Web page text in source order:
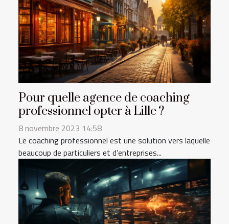
Pour quelle agence de coaching
professionnel opter à Lille ?
8 novembre 2023 14:58
Le coaching professionnel est une solution vers laquelle
beaucoup de particuliers et d’entreprises...